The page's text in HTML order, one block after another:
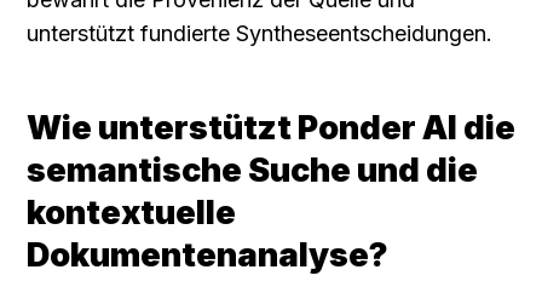
unterstützt fundierte Syntheseentscheidungen.
Wie unterstützt Ponder AI die
semantische Suche und die
kontextuelle
Dokumentenanalyse?